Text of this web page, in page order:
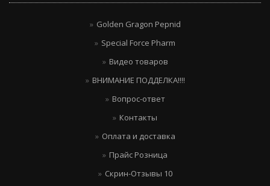
Golden Gragon Pepnid
Special Force Pharm
Видео товаров
ВНИМАНИЕ ПОДДЕЛКА!!!!
Вопрос-ответ
Контакты
Оплата и доставка
Прайс Розница
Скрин-Отзывы 10